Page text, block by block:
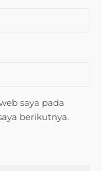
saya pada
berikutnya.